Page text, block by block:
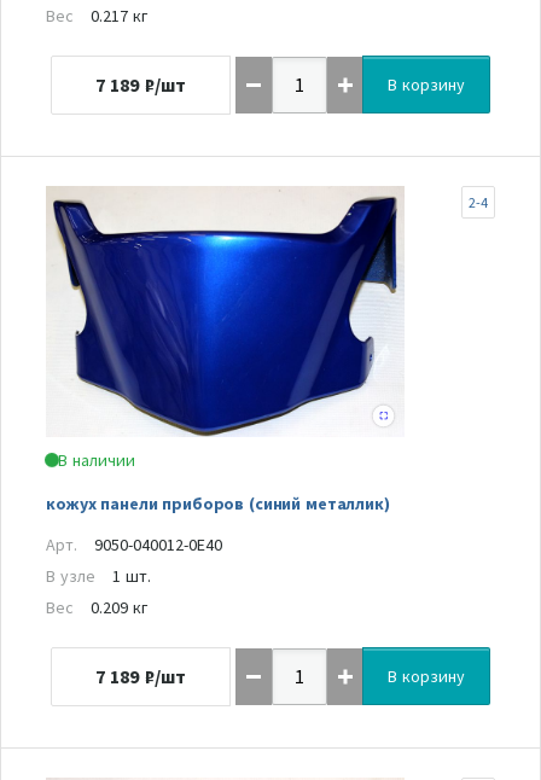
Вес
0.217 кг
7 189 ₽/шт В корзину
В наличии
кожух панели приборов (синий металлик)
2-4
Арт.
9050-040012-0E40
В узле
1 шт.
Вес
0.209 кг
7 189 ₽/шт В корзину